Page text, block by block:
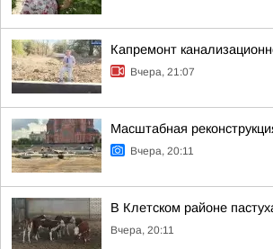
Капремонт
Вчера, 21:07
Масштабная
Вчера, 20:11
В Клетском районе
Вчера, 20:11